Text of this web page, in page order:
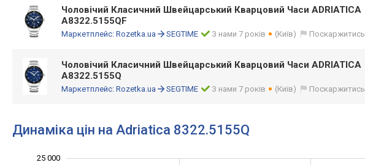
Чоловічий Класичний Швейцарський Кварцовий Часи ADRIATICA
A8322.5155QF
Маркетплейс: Rozetka.ua SEGTIME З нами 7 років (Київ) Поскаржитись
Чоловічий Класичний Швейцарський Кварцовий Часи ADRIATICA
A8322.5155Q
Маркетплейс: Rozetka.ua SEGTIME З нами 7 років (Київ) Поскаржитись
Динаміка цін на Adriatica 8322.5155Q
25 000